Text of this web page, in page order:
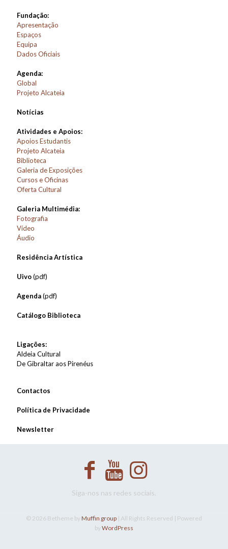
Fundação:
Apresentação
Espaços
Equipa
Dados Oficiais
Agenda:
Global
Projeto Alcateia
Notícias
Atividades e Apoios:
Apoios Estudantis
Projeto Alcateia
Biblioteca
Galeria de Exposições
Cursos e Oficinas
Oferta Cultural
Galeria Multimédia:
Fotografia
Vídeo
Áudio
Residência Artística
Uivo(pdf)
Agenda(pdf)
Catálogo Biblioteca
Ligações:
Aldeia Cultural
De Gibraltar aos Pirenéus
Contactos
Política de Privacidade
Newsletter
Siga-nos nas redes sociais.
© 2026 Betheme byMuffin group | All Rights Reserved | Powered
byWordPress